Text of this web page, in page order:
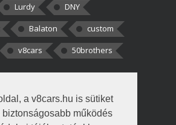
a v8cars.hu is sütiket
működés
Lurdy
DNY
Balaton
custom
v8cars 50brothers
Elszúrtam! Én csak két